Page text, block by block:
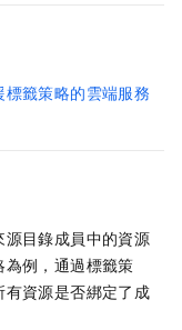
標籤策略的雲端服務
目錄成員中的資源
例，通過標籤策
資源是否綁定了成